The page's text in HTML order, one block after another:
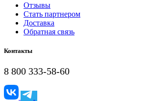
Отзывы
Стать партнером
Доставка
Обратная связь
Контакты
8 800 333-58-60